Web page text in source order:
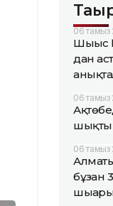
06 тамыз
Шығыс
дан
06 тамыз
шықты
06 тамыз
бұзған